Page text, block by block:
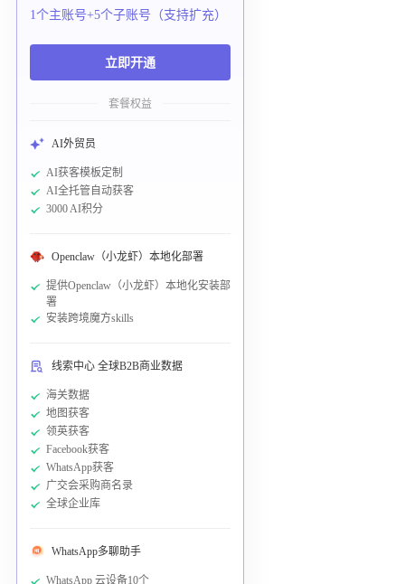
1个主账号+5个子账号（支持扩充）
立即开通
套餐权益
AI外贸员
AI获客模板定制
AI全托管自动获客
3000 AI积分
Openclaw（小龙虾）本地化部署
提供Openclaw（小龙虾）本地化安装部
署
安装跨境魔方skills
线索中心 全球B2B商业数据
海关数据
地图获客
领英获客
Facebook获客
WhatsApp获客
广交会采购商名录
全球企业库
WhatsApp多聊助手
WhatsApp 云设备10个